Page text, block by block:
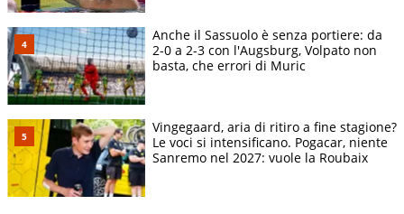
Anche il Sassuolo è senza portiere: da
2-0 a 2-3 con l'Augsburg, Volpato non
basta, che errori di Muric
Vingegaard, aria di ritiro a fine stagione?
Le voci si intensificano. Pogacar, niente
Sanremo nel 2027: vuole la Roubaix